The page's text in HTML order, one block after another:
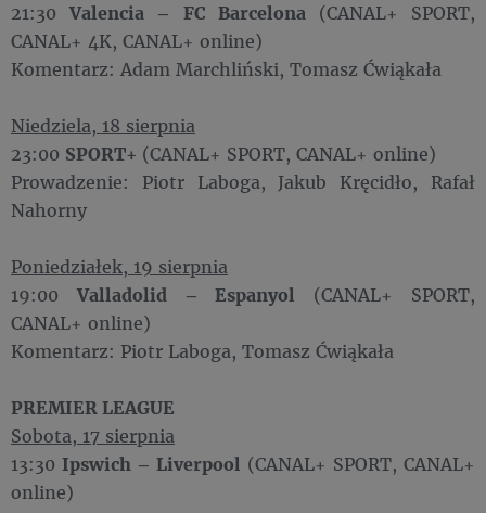
21:30Valencia – FC Barcelona (CANAL+ SPORT,
CANAL+ 4K, CANAL+ online)
Komentarz: Adam Marchliński, Tomasz Ćwiąkała
Niedziela, 18 sierpnia
23:00 SPORT+ (CANAL+ SPORT, CANAL+ online)
Prowadzenie: Piotr Laboga, Jakub Kręcidło, Rafał
Nahorny
Poniedziałek, 19 sierpnia
19:00 Valladolid – Espanyol
(CANAL+ SPORT,
CANAL+ online)
Komentarz: Piotr Laboga, Tomasz Ćwiąkała
PREMIER LEAGUE
Sobota, 17 sierpnia
13:30 Ipswich – Liverpool (CANAL+ SPORT, CANAL+
online)